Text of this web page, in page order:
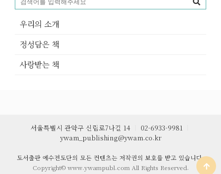
우리의 소개
정성담은 책
사랑받는 책
서울특별시 관악구 신림로7나길 14 02-6933-9981
ywam_publishing@ywam.co.kr
도서출판 예수전도단의 모든 컨텐츠는 저작권의 보호를 받고 있습니다.
Copyright© www.ywampubl.com All Rights Reserved.